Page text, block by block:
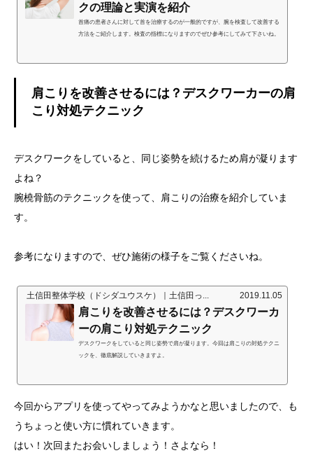
クの理論と実演を紹介
首痛の患者さんに対して首を治療するのが一般的ですが、腕を検査して改善する
方法をご紹介します。検査の指標になりますのでぜひ参考にしてみて下さいね。
肩こりを改善させるには？デスクワーカーの肩
こり対処テクニック
デスクワークをしていると、同じ姿勢を続けるため肩が凝ります
よね？
腕橈骨筋のテクニックを使って、肩こりの治療を紹介していま
す。
参考になりますので、ぜひ施術の様子をご覧くださいね。
土信田整体学校（ドシダユウスケ）｜土信田っ... 2019.11.05
肩こりを改善させるには？デスクワーカ
ーの肩こり対処テクニック
デスクワークをしていると同じ姿勢で肩が凝ります。今回は肩こりの対処テクニ
ックを、徹底解説していきますよ。
今回からアプリを使ってやってみようかなと思いましたので、も
うちょっと使い方に慣れていきます。
はい！次回またお会いしましょう！さよなら！